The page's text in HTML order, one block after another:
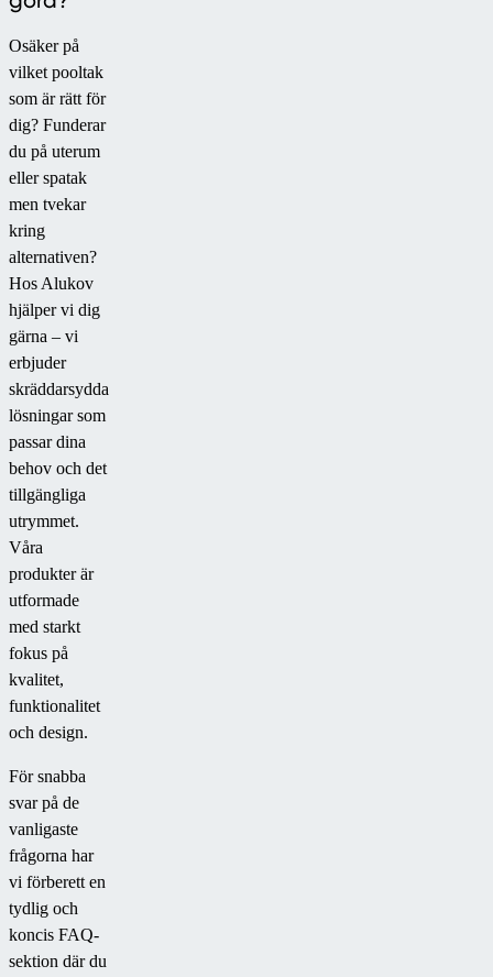
Osäker på
vilket pooltak
som är rätt för
dig? Funderar
du på uterum
eller spatak
men tvekar
kring
alternativen?
Hos Alukov
hjälper vi dig
gärna – vi
erbjuder
skräddarsydda
lösningar som
passar dina
behov och det
tillgängliga
utrymmet.
Våra
produkter är
utformade
med starkt
fokus på
kvalitet,
funktionalitet
och design.
För snabba
svar på de
vanligaste
frågorna har
vi förberett en
tydlig och
koncis FAQ-
sektion där du